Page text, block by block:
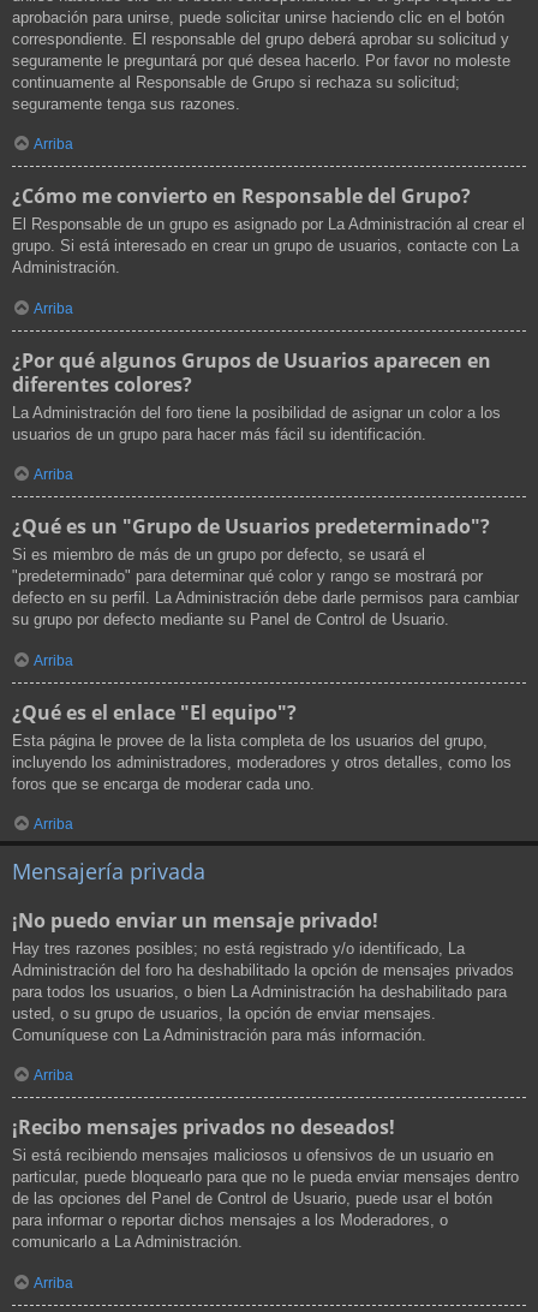
aprobación para unirse, puede solicitar unirse haciendo clic en el botón
correspondiente. El responsable del grupo deberá aprobar su solicitud y
seguramente le preguntará por qué desea hacerlo. Por favor no moleste
continuamente al Responsable de Grupo si rechaza su solicitud;
seguramente tenga sus razones.
Arriba
¿Cómo me convierto en Responsable del Grupo?
El Responsable de un grupo es asignado por La Administración al crear el
grupo. Si está interesado en crear un grupo de usuarios, contacte con La
Administración.
Arriba
¿Por qué algunos Grupos de Usuarios aparecen en
diferentes colores?
La Administración del foro tiene la posibilidad de asignar un color a los
usuarios de un grupo para hacer más fácil su identificación.
Arriba
¿Qué es un "Grupo de Usuarios predeterminado"?
Si es miembro de más de un grupo por defecto, se usará el
"predeterminado" para determinar qué color y rango se mostrará por
defecto en su perfil. La Administración debe darle permisos para cambiar
su grupo por defecto mediante su Panel de Control de Usuario.
Arriba
¿Qué es el enlace "El equipo"?
Esta página le provee de la lista completa de los usuarios del grupo,
incluyendo los administradores, moderadores y otros detalles, como los
foros que se encarga de moderar cada uno.
Arriba
Mensajería privada
¡No puedo enviar un mensaje privado!
Hay tres razones posibles; no está registrado y/o identificado, La
Administración del foro ha deshabilitado la opción de mensajes privados
para todos los usuarios, o bien La Administración ha deshabilitado para
usted, o su grupo de usuarios, la opción de enviar mensajes.
Comuníquese con La Administración para más información.
Arriba
¡Recibo mensajes privados no deseados!
Si está recibiendo mensajes maliciosos u ofensivos de un usuario en
particular, puede bloquearlo para que no le pueda enviar mensajes dentro
de las opciones del Panel de Control de Usuario, puede usar el botón
para informar o reportar dichos mensajes a los Moderadores, o
comunicarlo a La Administración.
Arriba